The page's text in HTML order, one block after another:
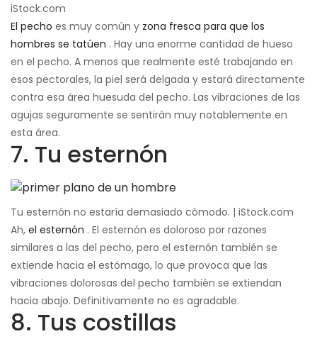
iStock.com
El pecho es muy común y zona fresca para que los
hombres se tatúen . Hay una enorme cantidad de hueso
en el pecho. A menos que realmente esté trabajando en
esos pectorales, la piel será delgada y estará directamente
contra esa área huesuda del pecho. Las vibraciones de las
agujas seguramente se sentirán muy notablemente en
esta área.
7. Tu esternón
Tu esternón no estaría demasiado cómodo. | iStock.com
Ah, el esternón . El esternón es doloroso por razones
similares a las del pecho, pero el esternón también se
extiende hacia el estómago, lo que provoca que las
vibraciones dolorosas del pecho también se extiendan
hacia abajo. Definitivamente no es agradable.
8. Tus costillas